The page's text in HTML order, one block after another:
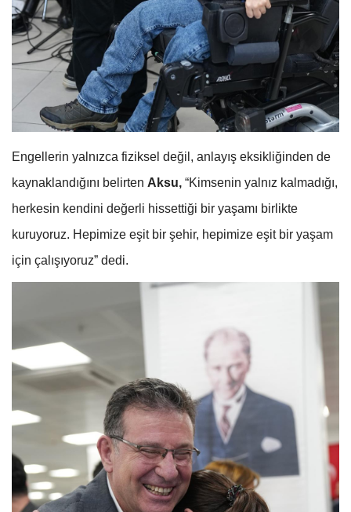
Engellerin yalnızca fiziksel değil, anlayış eksikliğinden de
kaynaklandığını belirten Aksu, “Kimsenin yalnız kalmadığı,
herkesin kendini değerli hissettiği bir yaşamı birlikte
kuruyoruz. Hepimize eşit bir şehir, hepimize eşit bir yaşam
için çalışıyoruz” dedi.